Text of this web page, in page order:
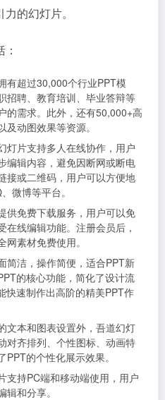
的幻灯片。
有超过30,000个行业PPT模
招聘、教育培训、毕业答辩等
的需求。此外，还有50,000+高
动图效果等资源。
灯片支持多人在线协作，用户
编辑内容，避免因断网或断电
接或二维码，用户可以方便地
微博等平台。
供免费下载服务，用户可以免
在线编辑功能。注册会员后，
素材免费使用。
简洁，操作简便，适合PPT新
的核心功能，简化了设计流
快速制作出高阶的精美PPT作
文本和图表设置外，吾道幻灯
对齐排列、个性图标、动画特
的个性化展示效果。
支持PC端和移动端使用，用户
和分享。